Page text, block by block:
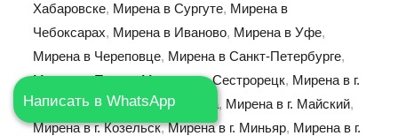
Хабаровске, Мирена в Сургуте, Мирена в
Чебоксарах, Мирена в Иваново, Мирена в Уфе,
Мирена в Череповце, Мирена в Санкт-Петербурге,
Мирена в Перми,Мирена в г. Сестрорецк, Мирена в г.
Козловка ,Мирена в г. Елабуга, Мирена в г. Майский,
Мирена в г. Козельск,Мирена в г. Миньяр, Мирена в г.
Написать в WhatsApp